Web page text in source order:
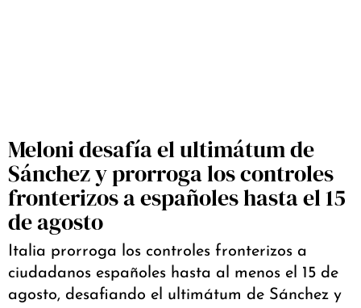
Meloni desafía el ultimátum de
Sánchez y prorroga los controles
fronterizos a españoles hasta el 15
de agosto
Italia prorroga los controles fronterizos a
ciudadanos españoles hasta al menos el 15 de
agosto, desafiando el ultimátum de Sánchez y